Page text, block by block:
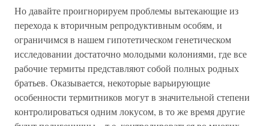
Но давайте проигнорируем проблемы вытекающие из
перехода к вторичным репродуктивным особям, и
ограничимся в нашем гипотетическом генетическом
исследовании достаточно молодыми колониями, где все
рабочие термиты представляют собой полных родных
братьев. Оказывается, некоторые варьирующие
особенности термитников могут в значительной степени
контролироваться одним локусом, в то же время другие